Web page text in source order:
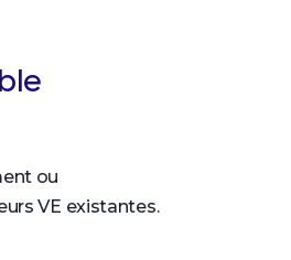
ou
VE existantes.